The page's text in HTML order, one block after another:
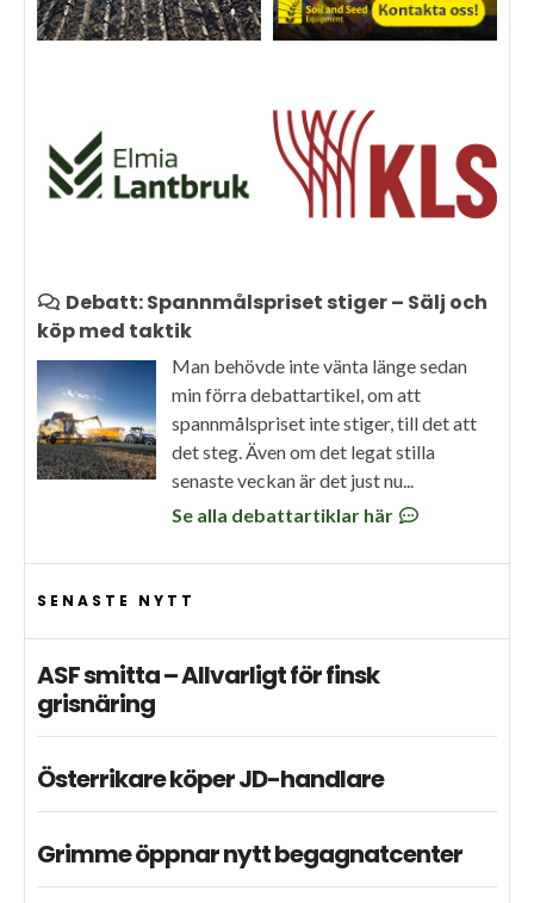
Debatt: Spannmålspriset stiger – Sälj och
köp med taktik
Man behövde inte vänta länge sedan
min förra debattartikel, om att
spannmålspriset inte stiger, till det att
det steg. Även om det legat stilla
senaste veckan är det just nu...
Se alla debattartiklar här
SENASTE NYTT
ASF smitta – Allvarligt för finsk
grisnäring
Österrikare köper JD-handlare
Grimme öppnar nytt begagnatcenter